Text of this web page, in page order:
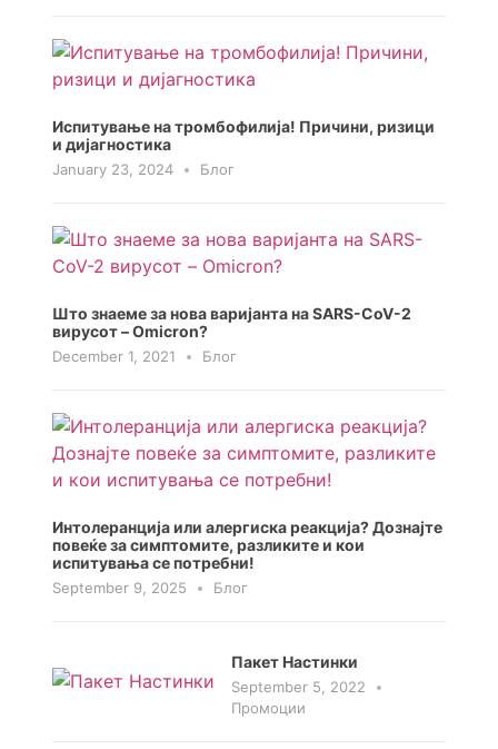
Испитување на тромбофилија! Причини, ризици
и дијагностика
January 23, 2024 Блог
Што знаеме за нова варијанта на SARS-CoV-2
вирусот – Omicron?
December 1, 2021 Блог
Интолеранција или алергиска реакција? Дознајте
повеќе за симптомите, разликите и кои
испитувања се потребни!
September 9, 2025 Блог
Пакет Настинки
September 5, 2022
Промоции